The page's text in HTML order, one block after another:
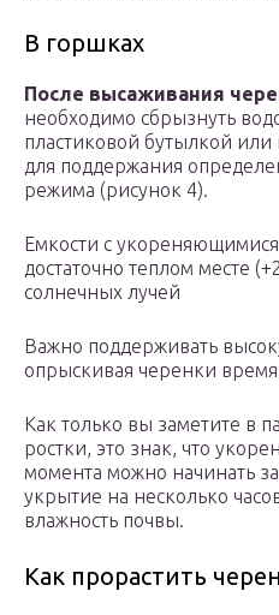
В горшках
После высаживания
необходимо сбрызнуть
пластиковой бутылкой
для поддержания
режима (рисунок 4).
Емкости с
достаточно теплом месте
солнечных лучей
Важно поддерживать
опрыскивая черенки
Как только вы заметите в
ростки, это знак, что
момента можно начинать
укрытие на несколько
влажность почвы.
Как прорастить